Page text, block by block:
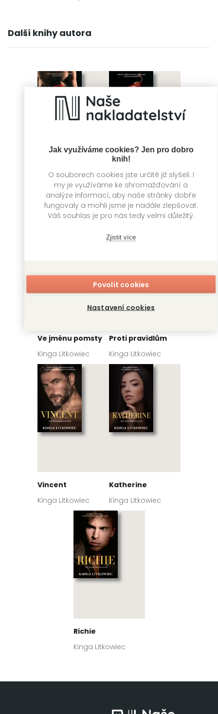
Jak využíváme cookies? Jen pro dobro
knih!
O souborech cookies jste určitě již slyšeli. I
my je využíváme ke shromažďování a
analýze informací, aby naše stránky dobře
fungovaly a mohli jsme je nadále zlepšovat.
Váš souhlas je pro nás tedy velmi důležitý.
Zjistit více
Povolit cookies
Nastavení cookies
Další knihy autora
Cizí dluh
Kinga Litkowiec
Nová zkouška
Kinga Litkowiec
Ve jménu pomsty
Kinga Litkowiec
Proti pravidlům
Kinga Litkowiec
Vincent
Kinga Litkowiec
Katherine
Kinga Litkowiec
Richie
Kinga Litkowiec